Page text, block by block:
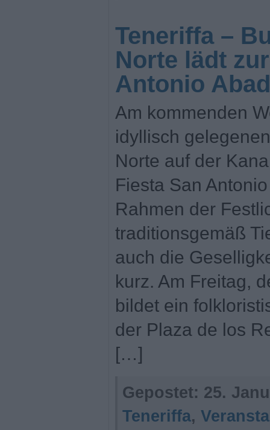
Teneriffa –
Norte lädt
Antonio Abad
Am kommenden
idyllisch
Norte auf der
Fiesta San
Rahmen der
traditionsgemäß
auch die
kurz. Am Freitag,
bildet ein
der Plaza de los
[…]
Gepostet: 25.
Teneriffa,